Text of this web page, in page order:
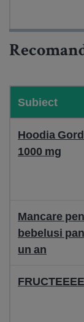
Subiect
Hoodia
1000 mg
Mancare
bebelusi
un an